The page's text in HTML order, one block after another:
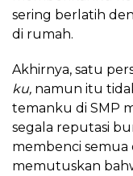
sering berlatih
di rumah.
Akhirnya, satu
ku, namun itu
temanku di SMP
segala reputasi
membenci
memutuskan